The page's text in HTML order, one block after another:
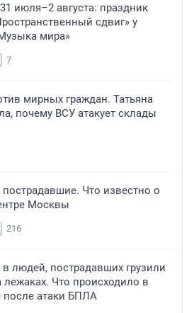
июля–2 августа: праздник
сдвиг» у
мира»
7
мирных граждан. Татьяна
почему ВСУ атакует склады
Что известно о
Москвы
216
в людей, пострадавших грузили
лежаках. Что происходило в
после атаки БПЛА